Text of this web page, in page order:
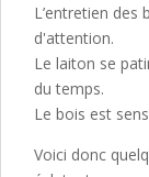
L’entretien
d'attention.
Le laiton se
du temps.
Le bois est
Voici donc